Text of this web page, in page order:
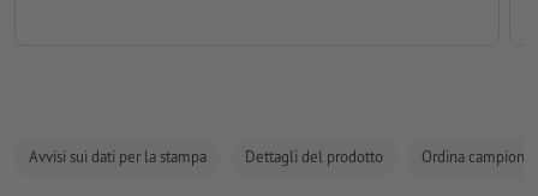
Avvisi sui dati per la stampa Dettagli del prodotto Ordina campione